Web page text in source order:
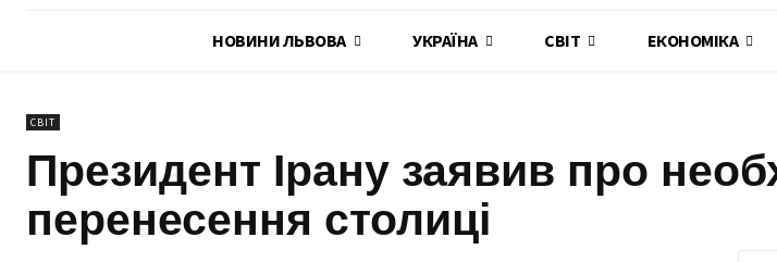
НОВИНИ ЛЬВОВА УКРАЇНА СВІТ ЕКОНОМІКА
СВІТ
Президент Ірану заявив про
перенесення столиці